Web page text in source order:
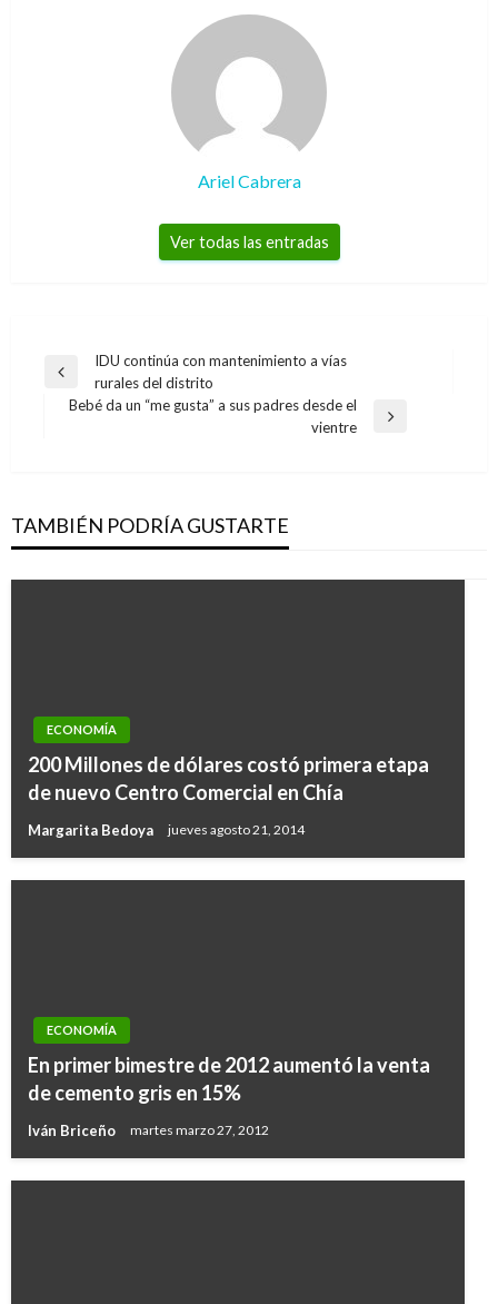
Ariel Cabrera
Ver todas las entradas
Navegación
Entrada
anterior
IDU continúa con mantenimiento a vías
rurales del distrito
Bebé da un “me gusta” a sus padres desde el
vientre
TAMBIÉN PODRÍA GUSTARTE
ECONOMÍA
200 Millones de dólares costó primera etapa
de nuevo Centro Comercial en Chía
Margarita Bedoya jueves agosto 21, 2014
ECONOMÍA
En primer bimestre de 2012 aumentó la venta
de cemento gris en 15%
Iván Briceño martes marzo 27, 2012